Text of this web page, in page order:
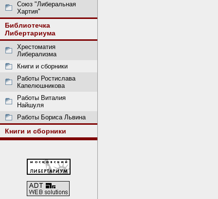
Союз "Либеральная
Хартия"
Библиотечка
Либертариума
Хрестоматия
Либерализма
Книги и сборники
Работы Ростислава
Капелюшникова
Работы Виталия
Найшуля
Работы Бориса Львина
Книги и сборники